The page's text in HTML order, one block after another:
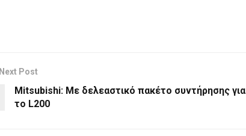
Next Post
Mitsubishi: Με δελεαστικό πακέτο συντήρησης για
το L200